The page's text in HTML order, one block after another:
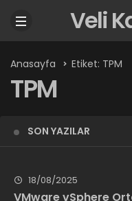
Veli
Anasayfa Etiket: TPM
TPM
SON YAZILAR
18/08/2025
VMware vSphere